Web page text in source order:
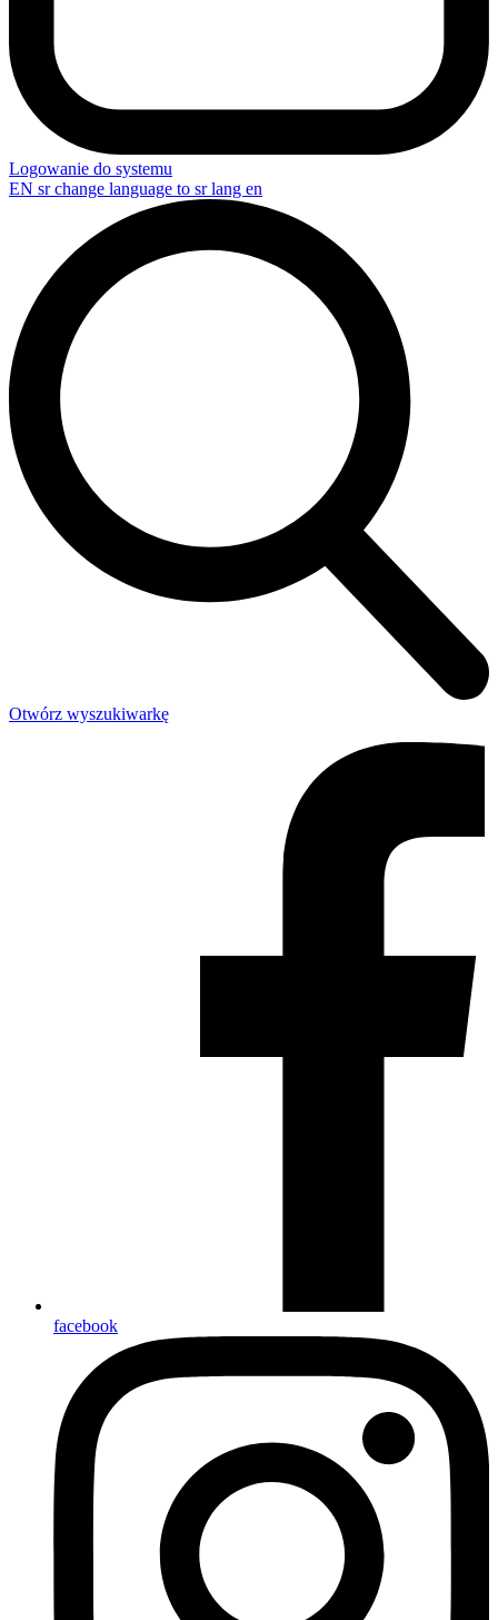
Logowanie do systemu
EN sr change language to sr lang en
Otwórz wyszukiwarkę
facebook